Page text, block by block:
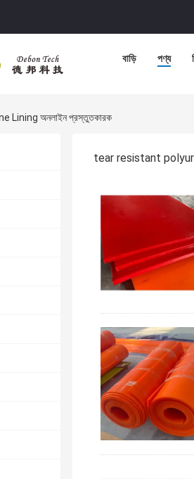
বাড়ি পণ্য
অনলাইন প্রস্তুতকারক
tear resistant